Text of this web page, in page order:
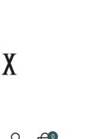
0